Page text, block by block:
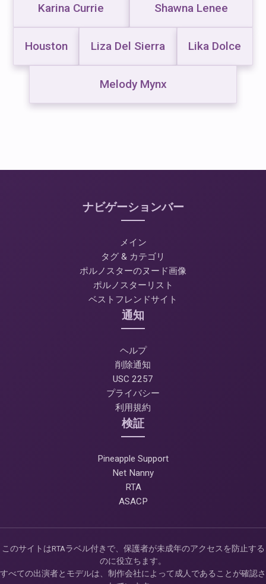
Karina Currie Shawna Lenee
Houston Liza Del Sierra Lika Dolce
Melody Mynx
ナビゲーションバー
メイン
タグ & カテゴリ
ポルノスターのヌード画像
ポルノスターリスト
ベストフレンドサイト
通知
ヘルプ
削除通知
USC 2257
プライバシー
利用規約
検証
Pineapple Support
Net Nanny
RTA
ASACP
このサイトはRTAラベル付きで、保護者が未成年のアクセスを防止する
のに役立ちます。
すべての出演者とモデルは、制作会社によって成人であることが確認さ